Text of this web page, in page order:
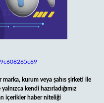
kurum veya şahıs şirketi ile
kendi hazırladığımız
içerikler haber niteliği